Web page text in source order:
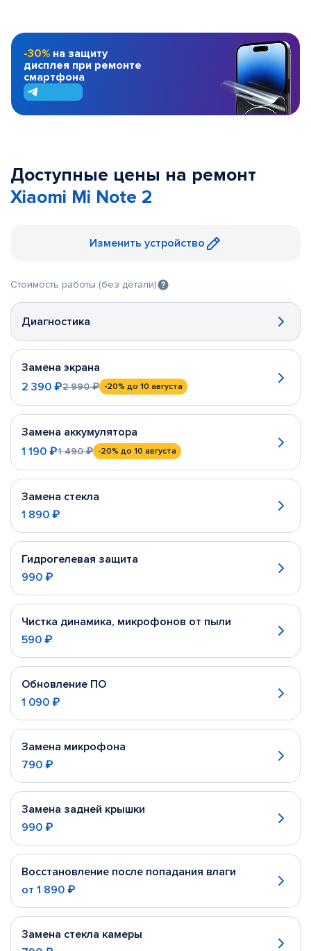
-30% на защиту
дисплея при ремонте
смартфона
Доступные цены на ремонт
Xiaomi Mi Note 2
Изменить устройство
Стоимость работы (без детали)
Диагностика
Замена экрана
2 390 ₽2 990 ₽ -20% до 10 августа
Замена аккумулятора
1 190 ₽1 490 ₽ -20% до 10 августа
Замена стекла
1 890 ₽
Гидрогелевая защита
990 ₽
Чистка динамика, микрофонов от пыли
590 ₽
Обновление ПО
1 090 ₽
Замена микрофона
790 ₽
Замена задней крышки
990 ₽
Восстановление после попадания влаги
от 1 890 ₽
Замена стекла камеры